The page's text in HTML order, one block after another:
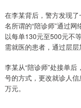
在李某背后，警方发现
名所谓的“陪诊师”通过网
以每单130元至500元不
需就医的患者，通过层层
李某从“陪诊师”处接单
号的方式，更改就诊人
万元。